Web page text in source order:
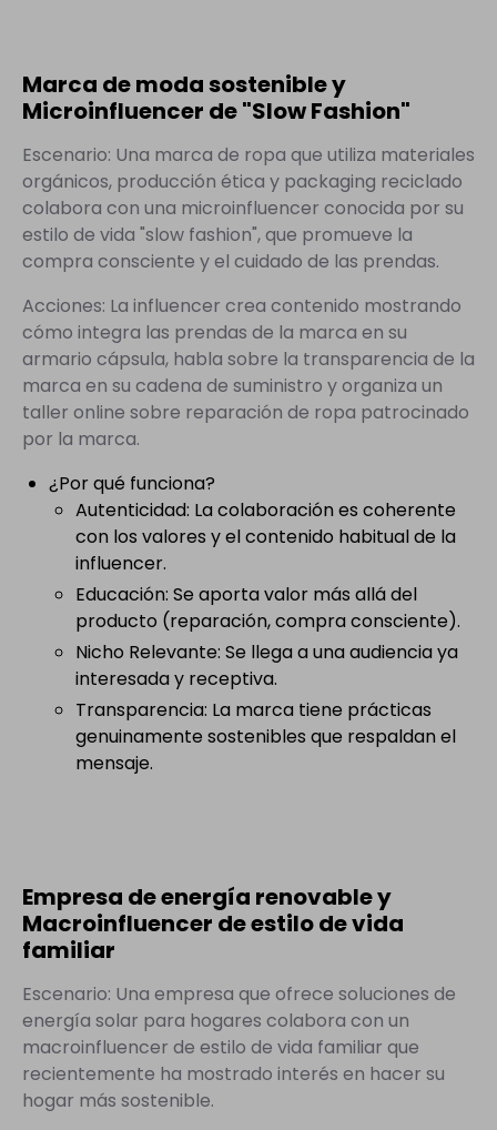
Marca de moda sostenible y
Microinfluencer de "Slow Fashion"
Escenario: Una marca de ropa que utiliza materiales
orgánicos, producción ética y packaging reciclado
colabora con una microinfluencer conocida por su
estilo de vida "slow fashion", que promueve la
compra consciente y el cuidado de las prendas.
Acciones: La influencer crea contenido mostrando
cómo integra las prendas de la marca en su
armario cápsula, habla sobre la transparencia de la
marca en su cadena de suministro y organiza un
taller online sobre reparación de ropa patrocinado
por la marca.
¿Por qué funciona?
Autenticidad: La colaboración es coherente
con los valores y el contenido habitual de la
influencer.
Educación: Se aporta valor más allá del
producto (reparación, compra consciente).
Nicho Relevante: Se llega a una audiencia ya
interesada y receptiva.
Transparencia: La marca tiene prácticas
genuinamente sostenibles que respaldan el
mensaje.
Empresa de energía renovable y
Macroinfluencer de estilo de vida
familiar
Escenario: Una empresa que ofrece soluciones de
energía solar para hogares colabora con un
macroinfluencer de estilo de vida familiar que
recientemente ha mostrado interés en hacer su
hogar más sostenible.